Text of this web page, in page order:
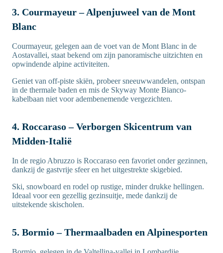
3. Courmayeur – Alpenjuweel van de Mont
Blanc
Courmayeur, gelegen aan de voet van de Mont Blanc in de
Aostavallei, staat bekend om zijn panoramische uitzichten en
opwindende alpine activiteiten.
Geniet van off-piste skiën, probeer sneeuwwandelen, ontspan
in de thermale baden en mis de Skyway Monte Bianco-
kabelbaan niet voor adembenemende vergezichten.
4. Roccaraso – Verborgen Skicentrum van
Midden-Italië
In de regio Abruzzo is Roccaraso een favoriet onder gezinnen,
dankzij de gastvrije sfeer en het uitgestrekte skigebied.
Ski, snowboard en rodel op rustige, minder drukke hellingen.
Ideaal voor een gezellig gezinsuitje, mede dankzij de
uitstekende skischolen.
5. Bormio – Thermaalbaden en Alpinesporten